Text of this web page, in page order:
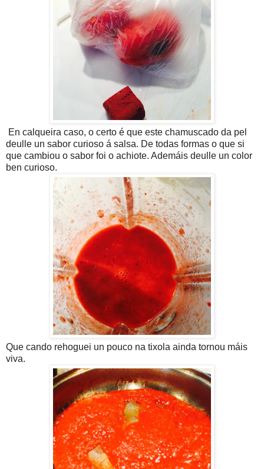
En calqueira caso, o certo é que este chamuscado da pel
deulle un sabor curioso á salsa. De todas formas o que si
que cambiou o sabor foi o achiote. Ademáis deulle un color
ben curioso.
Que cando rehoguei un pouco na tixola ainda tornou máis
viva.